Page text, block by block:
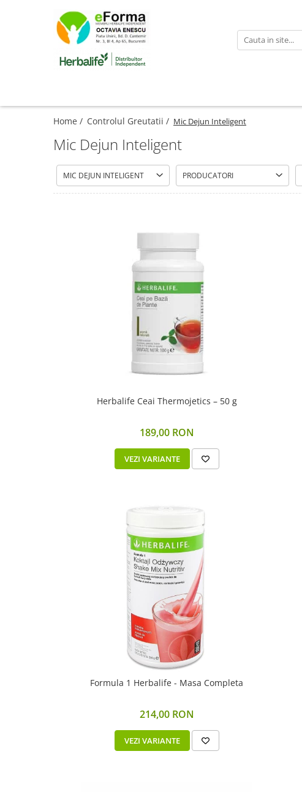
Cumpara
Controlul Greutatii
Mic Dejun Inteligent
Gustari proteice
Suplimenti de Nutritie
Solutii Pentru Femei
Home / Controlul Greutatii / Mic Dejun Inteligent
Mic Dejun Inteligent
MIC DEJUN INTELIGENT PRODUCATORI
Herbalife Ceai Thermojetics – 50 g
189,00 RON
VEZI VARIANTE
Formula 1 Herbalife - Masa Completa
214,00 RON
VEZI VARIANTE